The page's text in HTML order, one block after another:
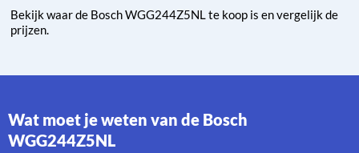
Bekijk waar de Bosch WGG244Z5NL te koop is en vergelijk de
prijzen.
Wat moet je weten van de Bosch
WGG244Z5NL